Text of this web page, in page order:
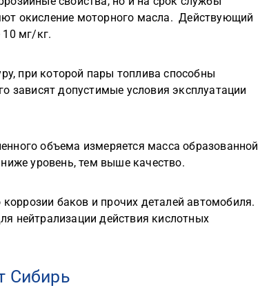
окисление моторного масла. Действующий
10 мг/кг.
при которой пары топлива способны
зависят допустимые условия эксплуатации
объема измеряется масса образованной
уровень, тем выше качество.
баков и прочих деталей автомобиля.
нейтрализации действия кислотных
Сибирь